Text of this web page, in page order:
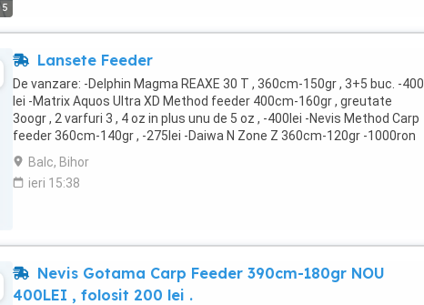
5
Lansete Feeder
De vanzare: -Delphin Magma REAXE 30 T , 360cm-150gr , 3+5 buc. -400
lei -Matrix Aquos Ultra XD Method feeder 400cm-160gr , greutate
3oogr , 2 varfuri 3 , 4 oz in plus unu de 5 oz , -400lei -Nevis Method Carp
feeder 360cm-140gr , -275lei -Daiwa N Zone Z 360cm-120gr -1000ron
Team feeder by Dome - ...
Balc, Bihor
ieri 15:38
Nevis Gotama Carp Feeder 390cm-180gr NOU
400LEI , folosit 200 lei .